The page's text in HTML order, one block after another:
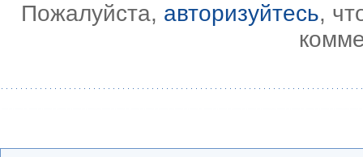
Пожалуйста, авторизуйтесь,